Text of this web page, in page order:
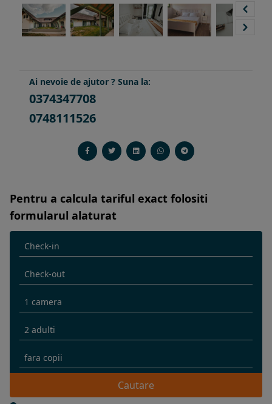
Ai nevoie de ajutor ? Suna la:
0374347708
0748111526
Pentru a calcula tariful exact folositi
formularul alaturat
Cautare